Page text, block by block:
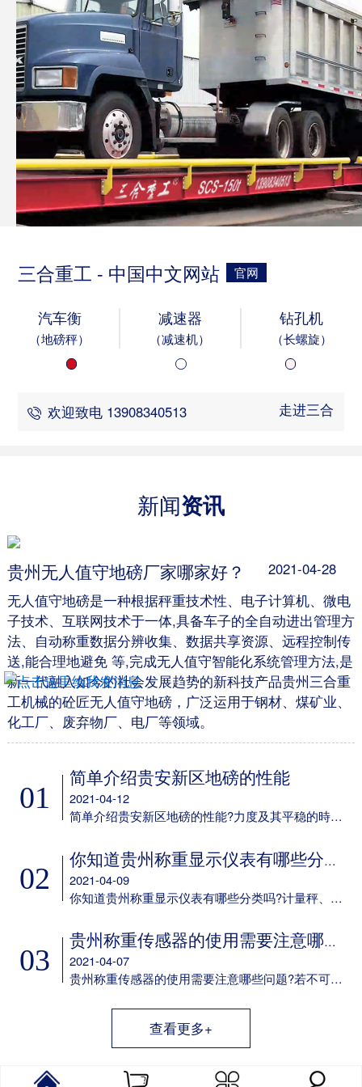
三合重工 - 中国中文网站 官网
汽车衡
（地磅秤）
减速器
（减速机）
钻孔机
（长螺旋）
欢迎致电 13908340513 走进三合
新闻资讯
贵州无人值守地磅厂家哪家好？
2021-04-28
无人值守地磅是一种根据秤重技术性、电子计算机、微电
子技术、互联网技术于一体,具备车子的全自动进出管理方
法、自动称重数据分辨收集、数据共享资源、远程控制传
送,能合理地避免 等,完成无人值守智能化系统管理方法,是
新一代融入如今的社会发展趋势的新科技产品贵州三合重
工机械的砼匠无人值守地磅，广泛运用于钢材、煤矿业、
化工厂、废弃物厂、电厂等领域。
01
简单介绍贵安新区地磅的性能
2021-04-12
简单介绍贵安新区地磅的性能?力度及其平稳的時间可设定;多种多样led背光方式可挑选;可任意电池充电;具备欠压保护标示及保护设备;任意配备6V/4aH免维护保养电瓶选配RS-232通信口，串口波特率可选，通讯方式可选;选配50mA电流量环显示屏通信口。
02
你知道贵州称重显示仪表有哪些分类吗
2021-04-09
你知道贵州称重显示仪表有哪些分类吗?计量秤、定量包装机、电子吊秤、电子器件汽车衡、电子器件案秤、皮带秤、动态轨道衡称重显示仪表以及它专用型称重显示仪表。
03
贵州称重传感器的使用需要注意哪些问题
2021-04-07
贵州称重传感器的使用需要注意哪些问题?若不可以确保这一点，则应考虑到在他们中间设定障板防护之，并在箱身体安装 散热风扇。用于精确测量传感器輸出数据信号的电子电路，应尽量配备单独的供电系统变电器，而不必和交流接触器等机器设备同用同一主开关电源。
查看更多+